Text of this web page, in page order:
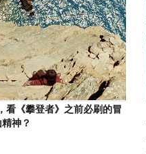
看《攀登者》之前必刷的冒
神？